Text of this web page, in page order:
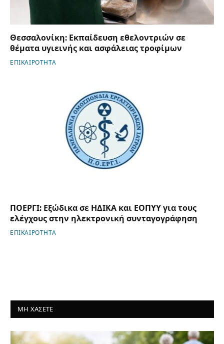
Θεσσαλονίκη: Εκπαίδευση εθελοντριών σε
θέματα υγιεινής και ασφάλειας τροφίμων
ΕΠΙΚΑΙΡΟΤΗΤΑ
ΠΟΕΡΓΙ: Εξώδικα σε ΗΔΙΚΑ και ΕΟΠΥΥ για τους
ελέγχους στην ηλεκτρονική συνταγογράφηση
ΕΠΙΚΑΙΡΟΤΗΤΑ
ΜΗ ΧΑΣΕΤΕ